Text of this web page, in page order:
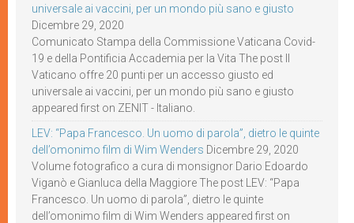
universale ai vaccini, per un mondo più sano e giusto
Dicembre 29, 2020
Comunicato Stampa della Commissione Vaticana Covid-
19 e della Pontificia Accademia per la Vita The post Il
Vaticano offre 20 punti per un accesso giusto ed
universale ai vaccini, per un mondo più sano e giusto
appeared first on ZENIT - Italiano.
LEV: “Papa Francesco. Un uomo di parola”, dietro le quinte
dell’omonimo film di Wim Wenders Dicembre 29, 2020
Volume fotografico a cura di monsignor Dario Edoardo
Viganò e Gianluca della Maggiore The post LEV: “Papa
Francesco. Un uomo di parola”, dietro le quinte
dell’omonimo film di Wim Wenders appeared first on